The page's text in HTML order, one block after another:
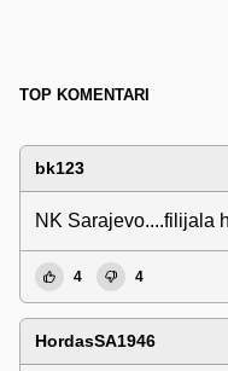
TOP KOMENTARI
bk123
NK Sarajevo....filijala
4 4
HordasSA1946